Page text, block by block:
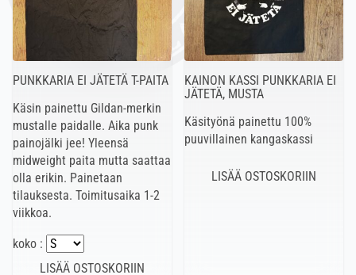
PUNKKARIA EI JÄTETÄ T-PAITA
Käsin painettu Gildan-merkin
mustalle paidalle. Aika punk
painojälki jee! Yleensä
midweight paita mutta saattaa
olla erikin. Painetaan
tilauksesta. Toimitusaika 1-2
viikkoa.
koko :
KAINON KASSI PUNKKARIA EI
JÄTETÄ, MUSTA
Käsityönä painettu 100%
puuvillainen kangaskassi